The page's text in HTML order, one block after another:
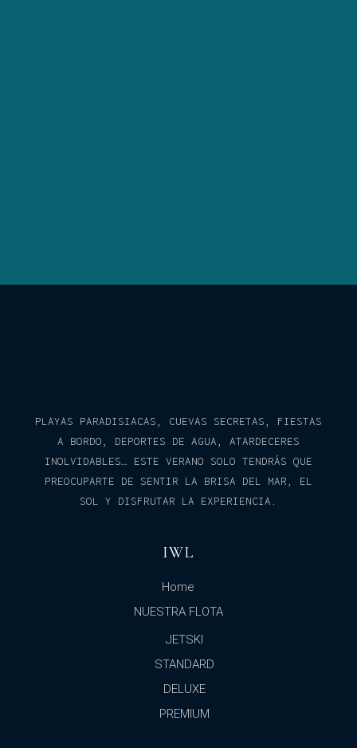
PLAYAS PARADISIACAS, CUEVAS SECRETAS, FIESTAS
A BORDO, DEPORTES DE AGUA, ATARDECERES
INOLVIDABLES… ESTE VERANO SOLO TENDRÁS QUE
PREOCUPARTE DE SENTIR LA BRISA DEL MAR, EL
SOL Y DISFRUTAR LA EXPERIENCIA.
IWL
Home
NUESTRA FLOTA
JETSKI
STANDARD
DELUXE
PREMIUM